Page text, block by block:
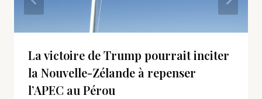
La victoire de Trump pourrait inciter
la Nouvelle-Zélande à repenser
l’APEC au Pérou